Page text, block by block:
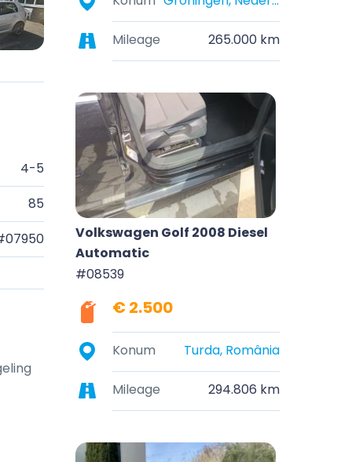
4-5
85
Mileage 265.000 km
Volkswagen Golf 2008 Diesel
Automatic
#08539
€ 2.500
Konum Turda, România
Mileage 294.806 km